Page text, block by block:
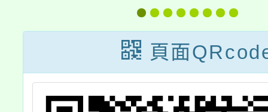
支援工作人員甄
選結果
機關
防範
業證
或租
頁面